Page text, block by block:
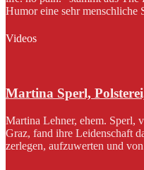
Humor eine sehr menschliche
Videos
Martina Sperl,
Martina Lehner, ehem. Sperl,
Graz, fand ihre Leidenschaft
zerlegen, aufzuwerten und